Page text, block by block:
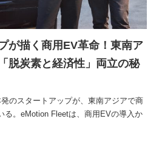
が描く商用EV革命！東南ア
脱炭素と経済性」両立の秘
のスタートアップが、東南アジアで商
る。eMotion Fleetは、商用EVの導入か